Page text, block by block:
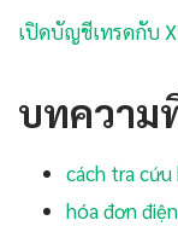
เปิดบัญชีเทรดกับ
บทความ
cách tra
hóa đơn